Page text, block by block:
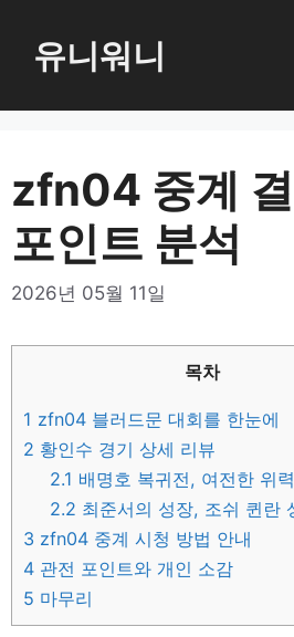
로
뛰
기
유니워니
zfn04 중계
포인트 분석
2026년 05월 11일
목차
1 zfn04 블러드문 대회를 한눈에
2 황인수 경기 상세 리뷰
2.1 배명호 복귀전, 여전한 위력
2.2 최준서의 성장, 조쉬 퀸란
3 zfn04 중계 시청 방법 안내
4 관전 포인트와 개인 소감
5 마무리